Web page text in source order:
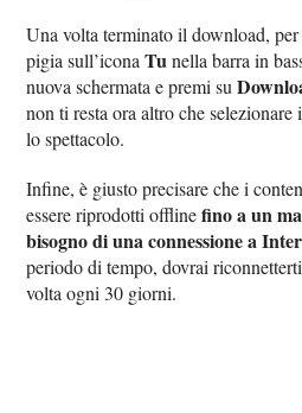
Una volta terminato il download,
pigia sull’iconaTunella barra in
nuova schermata e premi su
non ti resta ora altro che
lo spettacolo.
Infine, è giusto precisare che i
essere riprodotti offlinefino a un
bisogno di una connessione a
periodo di tempo, dovrai
volta ogni 30 giorni.